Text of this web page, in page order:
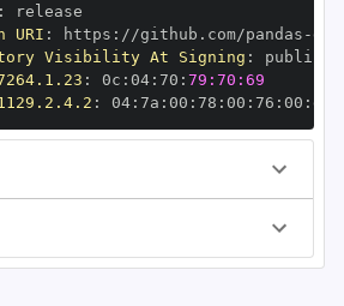
URI : https : //github.com/pandas -
Visibility At Signing :
: 0c : 04: 70 : 79:70:69
: 04: 7a : 00 : 78 : 00 : 76 : 00 : dd